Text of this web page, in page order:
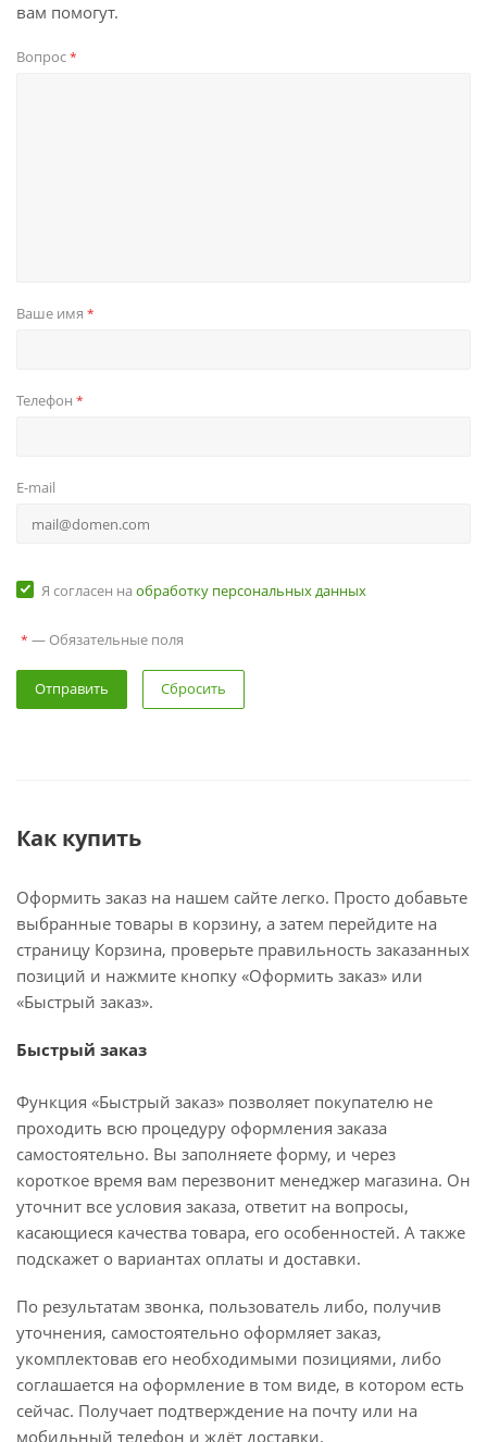
вам помогут.
Вопрос*
Ваше имя *
Телефон *
E-mail
Я согласен на обработку персональных данных
* — Обязательные поля
Сбросить
Как купить
Оформить заказ на нашем сайте легко. Просто добавьте
выбранные товары в корзину, а затем перейдите на
страницу Корзина, проверьте правильность заказанных
позиций и нажмите кнопку «Оформить заказ» или
«Быстрый заказ».
Быстрый заказ
Функция «Быстрый заказ» позволяет покупателю не
проходить всю процедуру оформления заказа
самостоятельно. Вы заполняете форму, и через
короткое время вам перезвонит менеджер магазина. Он
уточнит все условия заказа, ответит на вопросы,
касающиеся качества товара, его особенностей. А также
подскажет о вариантах оплаты и доставки.
По результатам звонка, пользователь либо, получив
уточнения, самостоятельно оформляет заказ,
укомплектовав его необходимыми позициями, либо
соглашается на оформление в том виде, в котором есть
сейчас. Получает подтверждение на почту или на
мобильный телефон и ждёт доставки.